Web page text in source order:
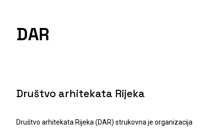
DAR
Društvo arhitekata Rijeka
Društvo arhitekata Rijeka (DAR) strukovna je organizacija